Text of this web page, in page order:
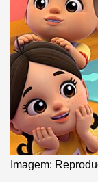
Imagem: